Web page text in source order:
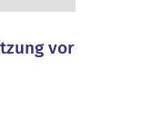
vor